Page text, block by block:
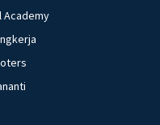
Academy